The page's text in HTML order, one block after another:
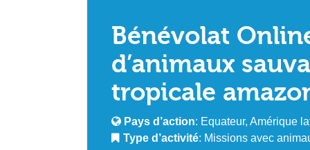
Bénévolat
d’animaux
tropicale
Pays d’action: Equateur, Amérique
Type d’activité: Missions avec